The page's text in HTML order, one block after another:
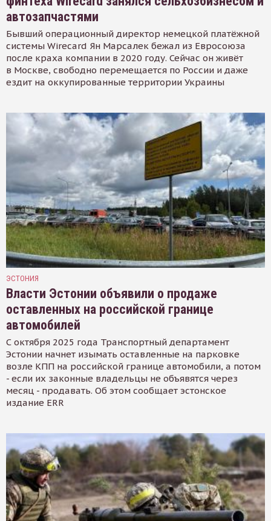
автозапчастями
Бывший операционный директор немецкой платёжной
системы Wirecard Ян Марсалек бежал из Евросоюза
после краха компании в 2020 году. Сейчас он живёт
в Москве, свободно перемещается по России и даже
ездит на оккупированные территории Украины
ЭСТОНИЯ
Власти Эстонии объявили о продаже
оставленных на российской границе
автомобилей
С октября 2025 года Транспортный департамент
Эстонии начнет изымать оставленные на парковке
возле КПП на российской границе автомобили, а потом
- если их законные владельцы не объявятся через
месяц - продавать. Об этом сообщает эстонское
издание ERR